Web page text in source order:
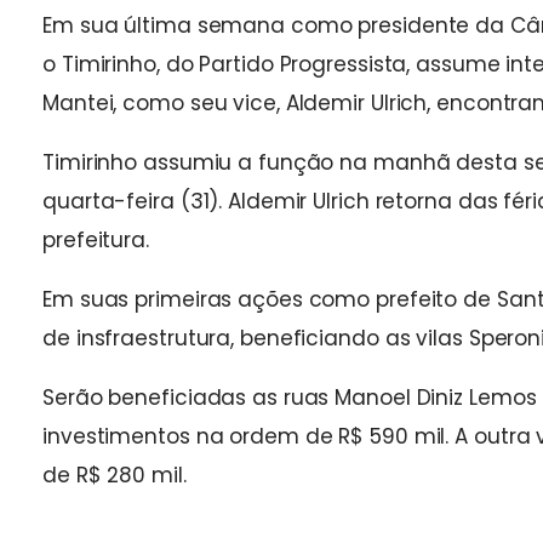
Em sua última semana como presidente da
o Timirinho, do Partido Progressista, assume
Mantei, como seu vice, Aldemir Ulrich,
Timirinho assumiu a função na manhã desta
quarta-feira (31). Aldemir Ulrich retorna das
prefeitura.
Em suas primeiras ações como prefeito de
de insfraestrutura, beneficiando as vilas
Serão beneficiadas as ruas Manoel Diniz
investimentos na ordem de R$ 590 mil. A
de R$ 280 mil.